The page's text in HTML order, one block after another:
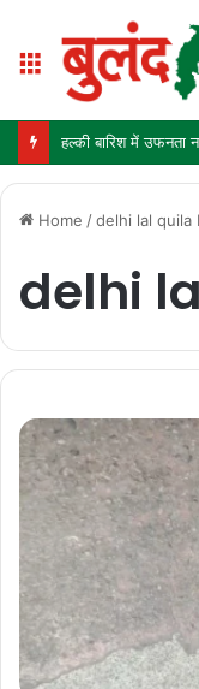
Menu
Home /delhi lal quila
delhi